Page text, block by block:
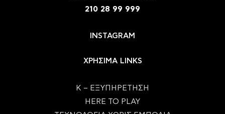
210 28 99 999
INSTAGRAM
ΧΡΗΣΙΜΑ LINKS
Κ – ΕΞΥΠΗΡΕΤΗΣΗ
HERE TO PLAY